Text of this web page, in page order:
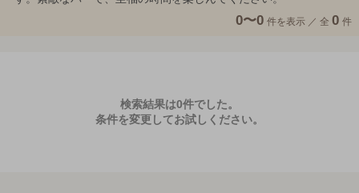
0〜0 件を表示 ／ 全 0 件
検索結果は0件でした。
条件を変更してお試しください。